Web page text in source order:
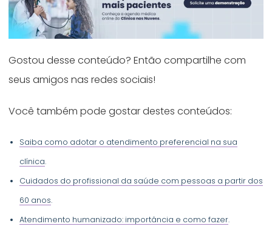
Gostou desse conteúdo? Então compartilhe com
seus amigos nas redes sociais!
Você também pode gostar destes conteúdos:
Saiba como adotar o atendimento preferencial na sua
clínica.
Cuidados do profissional da saúde com pessoas a partir dos
60 anos.
Atendimento humanizado: importância e como fazer.